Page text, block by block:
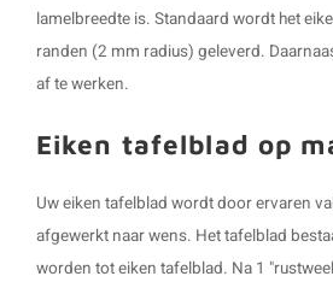
lamelbreedte is. Standaard wordt het
randen (2 mm radius) geleverd.
af te werken.
Eiken tafelblad op
Uw eiken tafelblad wordt door ervaren
afgewerkt naar wens. Het tafelblad
worden tot eiken tafelblad. Na 1